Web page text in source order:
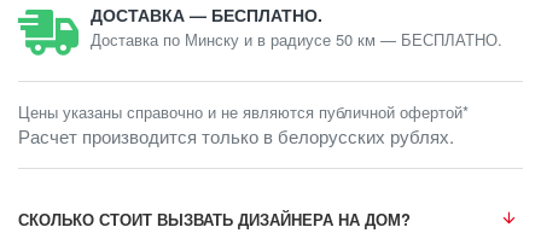
Цены указаны справочно и не являются публичной офертой*
Расчет производится только в белорусских рублях.
СКОЛЬКО СТОИТ ВЫЗВАТЬ ДИЗАЙНЕРА НА ДОМ?
ДОСТАВКА — БЕСПЛАТНО.
Доставка по Минску и в радиусе 50 км — БЕСПЛАТНО.